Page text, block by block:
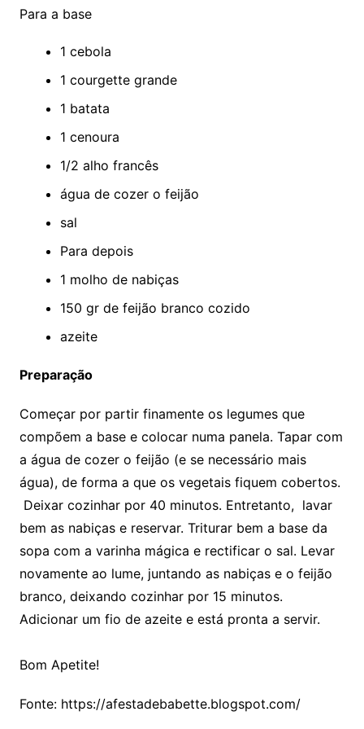
Para a base
1 cebola
1 courgette grande
1 batata
1 cenoura
1/2 alho francês
água de cozer o feijão
sal
Para depois
1 molho de nabiças
150 gr de feijão branco cozido
azeite
Preparação
Começar por partir finamente os legumes que
compõem a base e colocar numa panela. Tapar com
a água de cozer o feijão (e se necessário mais
água), de forma a que os vegetais fiquem cobertos.
Deixar cozinhar por 40 minutos. Entretanto, lavar
bem as nabiças e reservar. Triturar bem a base da
sopa com a varinha mágica e rectificar o sal. Levar
novamente ao lume, juntando as nabiças e o feijão
branco, deixando cozinhar por 15 minutos.
Adicionar um fio de azeite e está pronta a servir.
Bom Apetite!
Fonte: https://afestadebabette.blogspot.com/